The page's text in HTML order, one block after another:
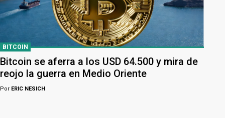
BITCOIN
Bitcoin se aferra a los USD 64.500 y mira de
reojo la guerra en Medio Oriente
Por ERIC NESICH